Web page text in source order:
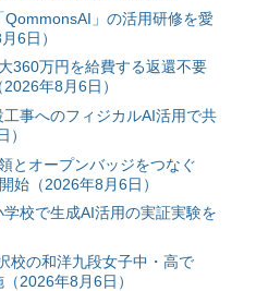
」の活用研修を愛
6日）
360万円を給費する返還不要
年8月6日）
事へのフィジカルAI活用で共
とオープンバッジをつなぐ
始（2026年8月6日）
校で生成AI活用の実証実験を
校の和洋九段女子中・高で
2026年8月6日）